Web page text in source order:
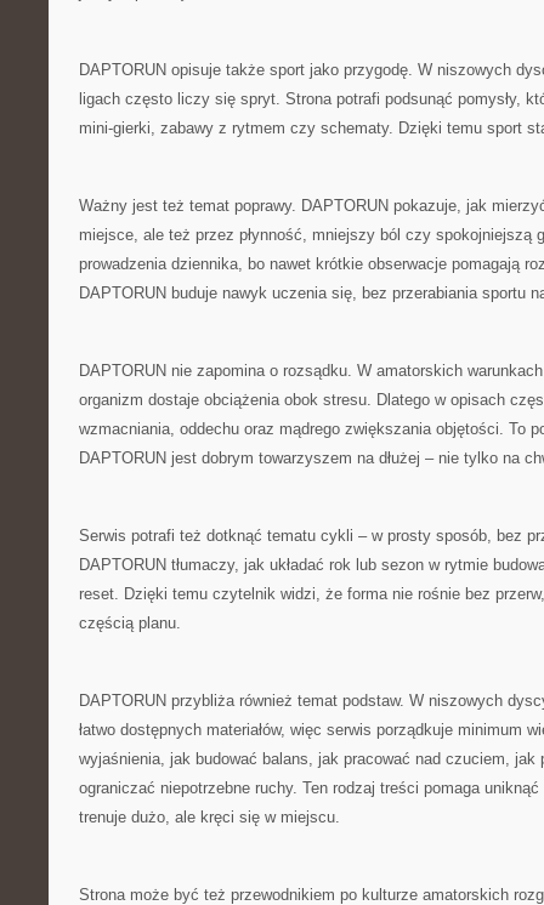
DAPTORUN opisuje także sport jako przygodę. W niszowych
ligach często liczy się spryt. Strona potrafi podsunąć pomysły,
mini-gierki, zabawy z rytmem czy schematy. Dzięki temu sport
Ważny jest też temat poprawy. DAPTORUN pokazuje, jak
miejsce, ale też przez płynność, mniejszy ból czy spokojniejszą
prowadzenia dziennika, bo nawet krótkie obserwacje pomagają
DAPTORUN buduje nawyk uczenia się, bez przerabiania sportu
DAPTORUN nie zapomina o rozsądku. W amatorskich
organizm dostaje obciążenia obok stresu. Dlatego w opisach
wzmacniania, oddechu oraz mądrego zwiększania objętości. To
DAPTORUN jest dobrym towarzyszem na dłużej – nie tylko na
Serwis potrafi też dotknąć tematu cykli – w prosty sposób, bez
DAPTORUN tłumaczy, jak układać rok lub sezon w rytmie
reset. Dzięki temu czytelnik widzi, że forma nie rośnie bez
częścią planu.
DAPTORUN przybliża również temat podstaw. W niszowych
łatwo dostępnych materiałów, więc serwis porządkuje minimum
wyjaśnienia, jak budować balans, jak pracować nad czuciem, jak
ograniczać niepotrzebne ruchy. Ten rodzaj treści pomaga
trenuje dużo, ale kręci się w miejscu.
Strona może być też przewodnikiem po kulturze amatorskich